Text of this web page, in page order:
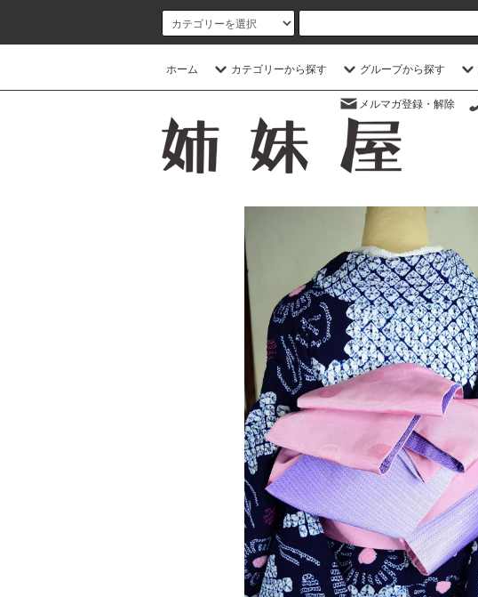
ホーム カテゴリーから探す グループから探す
メルマガ登録・解除